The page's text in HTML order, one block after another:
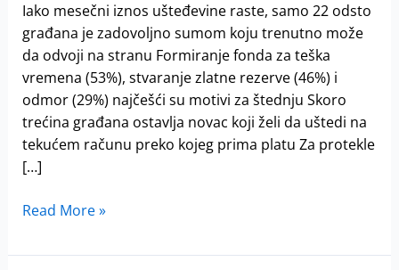
Iako mesečni iznos ušteđevine raste, samo 22 odsto
građana je zadovoljno sumom koju trenutno može
da odvoji na stranu Formiranje fonda za teška
vremena (53%), stvaranje zlatne rezerve (46%) i
odmor (29%) najčešći su motivi za štednju Skoro
trećina građana ostavlja novac koji želi da uštedi na
tekućem računu preko kojeg prima platu Za protekle
[…]
Read More »